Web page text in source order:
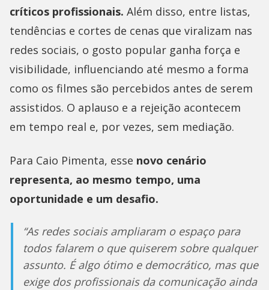
críticos profissionais. Além disso, entre listas,
tendências e cortes de cenas que viralizam nas
redes sociais, o gosto popular ganha força e
visibilidade, influenciando até mesmo a forma
como os filmes são percebidos antes de serem
assistidos. O aplauso e a rejeição acontecem
em tempo real e, por vezes, sem mediação.
Para Caio Pimenta, esse novo cenário
representa, ao mesmo tempo, uma
oportunidade e um desafio.
“As redes sociais ampliaram o espaço para
todos falarem o que quiserem sobre qualquer
assunto. É algo ótimo e democrático, mas que
exige dos profissionais da comunicação ainda